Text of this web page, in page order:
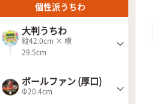
個性派うちわ
大判うちわ
縦42.0cm × 横
29.5cm
ボールファン (厚口)
Φ20.4cm